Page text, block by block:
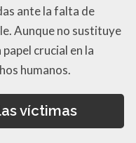
ante la falta de
Aunque no sustituye
crucial en la
humanos.
víctimas